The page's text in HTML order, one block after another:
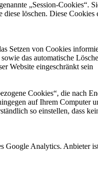
„Session-Cookies“.
löschen. Diese
Setzen von Cookies
das automatische
Website eingeschränkt sein
Cookies“, die nach
auf Ihrem Computer
so einstellen, dass
Google Analytics.